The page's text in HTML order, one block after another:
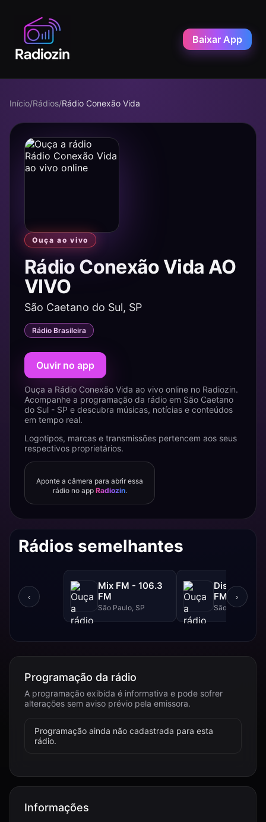
Baixar App
Início/Rádios/Rádio Conexão Vida
Ouça ao vivo
Rádio Conexão Vida AO
VIVO
São Caetano do Sul, SP
Rádio Brasileira
Ouvir no app
Ouça a Rádio Conexão Vida ao vivo online no Radiozin.
Acompanhe a programação da rádio em São Caetano
do Sul - SP e descubra músicas, notícias e conteúdos
em tempo real.
Logotipos, marcas e transmissões pertencem aos seus
respectivos proprietários.
Aponte a câmera para abrir essa
rádio no app Radiozin.
Rádios semelhantes
‹
Mix FM - 106.3
FM
São Paulo, SP
Disney -
FM
São Paulo, SP
›
Programação da rádio
A programação exibida é informativa e pode sofrer
alterações sem aviso prévio pela emissora.
Programação ainda não cadastrada para esta
rádio.
Informações